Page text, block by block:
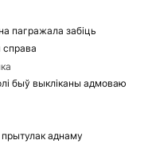
пагражала забіць
быў выкліканы адмоваю
аднаму